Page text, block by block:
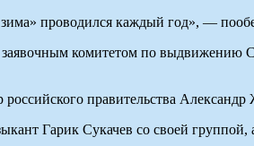
проводился каждый год», —
комитетом по
правительства
Гарик Сукачев со своей